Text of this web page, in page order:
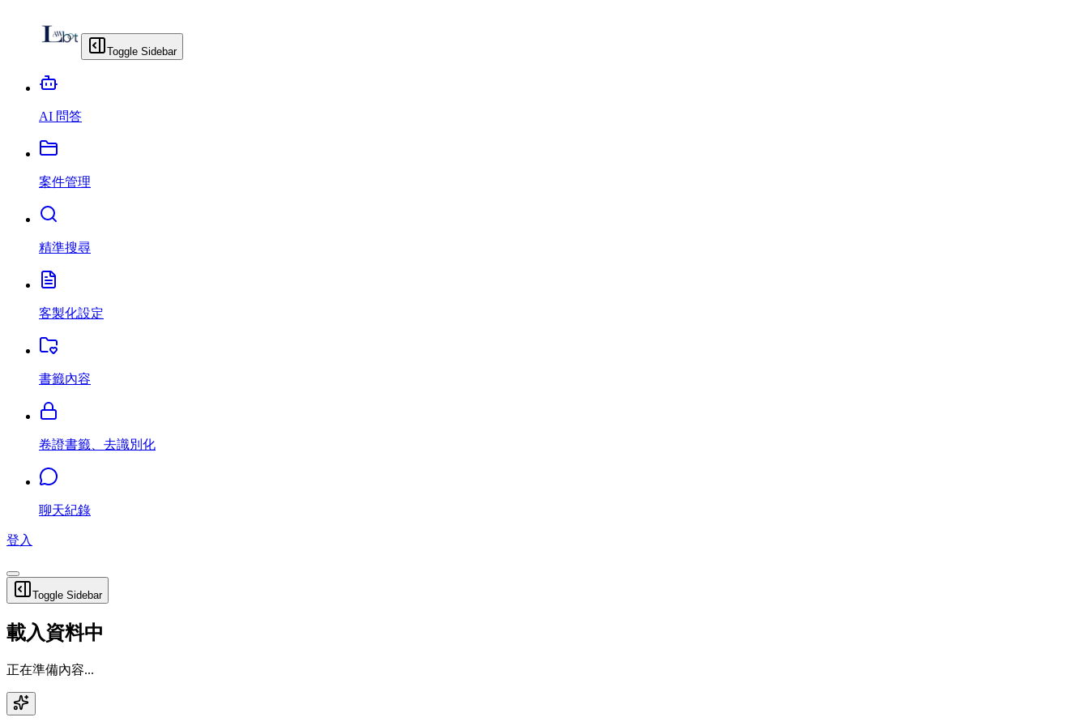
Toggle Sidebar
AI 問答
案件管理
精準搜尋
客製化設定
書籤內容
卷證書籤、去識別化
聊天紀錄
登入
Toggle Sidebar
載入資料中
正在準備內容...